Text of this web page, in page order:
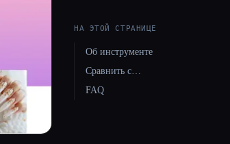
НА ЭТОЙ СТРАНИЦЕ
Об инструменте
Сравнить с…
FAQ